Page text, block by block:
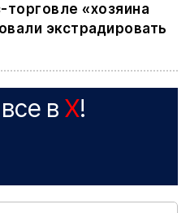
«хозяина
экстрадировать
в X!